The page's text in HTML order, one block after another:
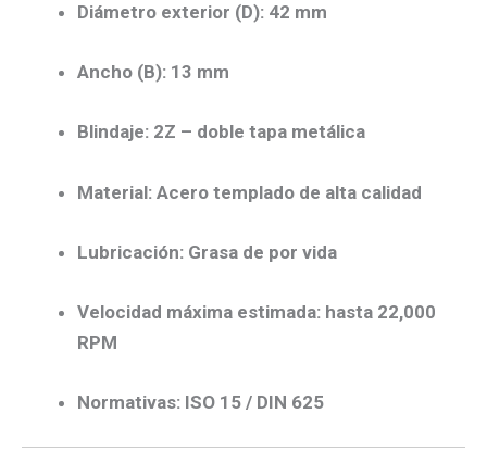
Diámetro exterior (D): 42 mm
Ancho (B): 13 mm
Blindaje: 2Z – doble tapa metálica
Material: Acero templado de alta calidad
Lubricación: Grasa de por vida
Velocidad máxima estimada: hasta 22,000
RPM
Normativas: ISO 15 / DIN 625